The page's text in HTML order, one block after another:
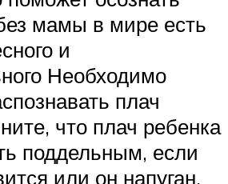
мамы в мире есть
и
Необходимо
плач
что плач ребенка
поддельным, если
или он напуган.